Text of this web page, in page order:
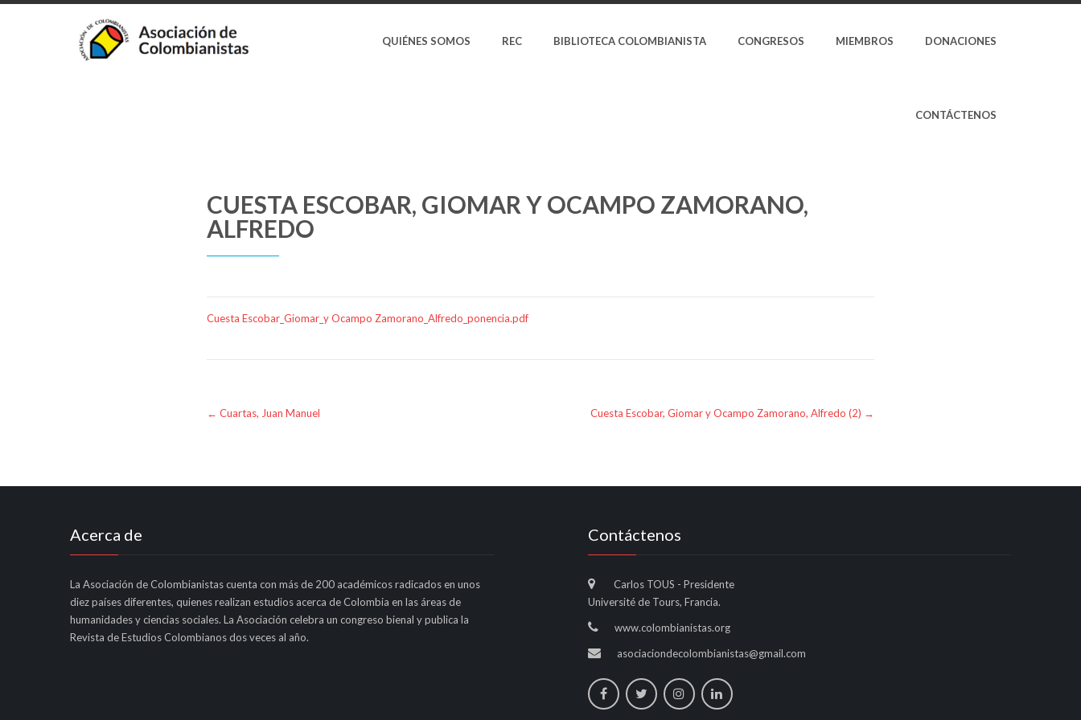
QUIÉNES SOMOS REC BIBLIOTECA COLOMBIANISTA CONGRESOS MIEMBROS DONACIONES
CONTÁCTENOS
CUESTA ESCOBAR, GIOMAR Y OCAMPO ZAMORANO,
ALFREDO
Cuesta Escobar_Giomar_y Ocampo Zamorano_Alfredo_ponencia.pdf
Post
navigation
← Cuartas, Juan Manuel Cuesta Escobar, Giomar y Ocampo Zamorano, Alfredo (2) →
Acerca de
La Asociación de Colombianistas cuenta con más de 200 académicos radicados en unos
diez países diferentes, quienes realizan estudios acerca de Colombia en las áreas de
humanidades y ciencias sociales. La Asociación celebra un congreso bienal y publica la
Revista de Estudios Colombianos dos veces al año.
Contáctenos
Carlos TOUS - Presidente
Université de Tours, Francia.
www.colombianistas.org
asociaciondecolombianistas@gmail.com